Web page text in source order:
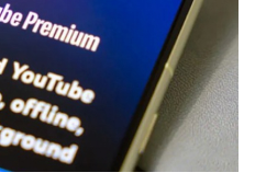
Xe máy
Tư vấn